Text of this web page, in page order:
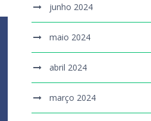
junho 2024
maio 2024
abril 2024
março 2024